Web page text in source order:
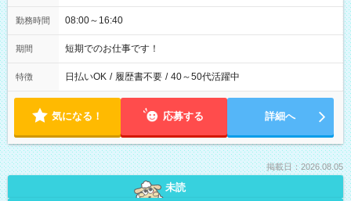
勤務時間 08:00～16:40
期間 短期でのお仕事です！
特徴 日払いOK / 履歴書不要 / 40～50代活躍中
気になる！ 応募する 詳細へ
掲載日：2026.08.05
未読